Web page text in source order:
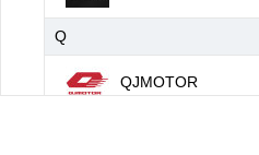
Q
QJMOTOR